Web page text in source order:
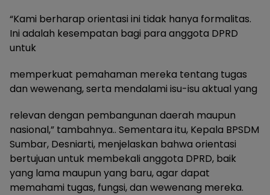
“Kami berharap orientasi ini tidak hanya formalitas.
Ini adalah kesempatan bagi para anggota DPRD
untuk
memperkuat pemahaman mereka tentang tugas
dan wewenang, serta mendalami isu-isu aktual yang
relevan dengan pembangunan daerah maupun
nasional,” tambahnya.. Sementara itu, Kepala BPSDM
Sumbar, Desniarti, menjelaskan bahwa orientasi
bertujuan untuk membekali anggota DPRD, baik
yang lama maupun yang baru, agar dapat
memahami tugas, fungsi, dan wewenang mereka.